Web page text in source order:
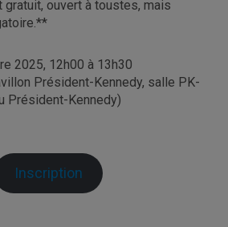
ouvert à toustes, mais
2025, 12h00 à 13h30
Président-Kennedy, salle PK-
Président-Kennedy)
Inscription